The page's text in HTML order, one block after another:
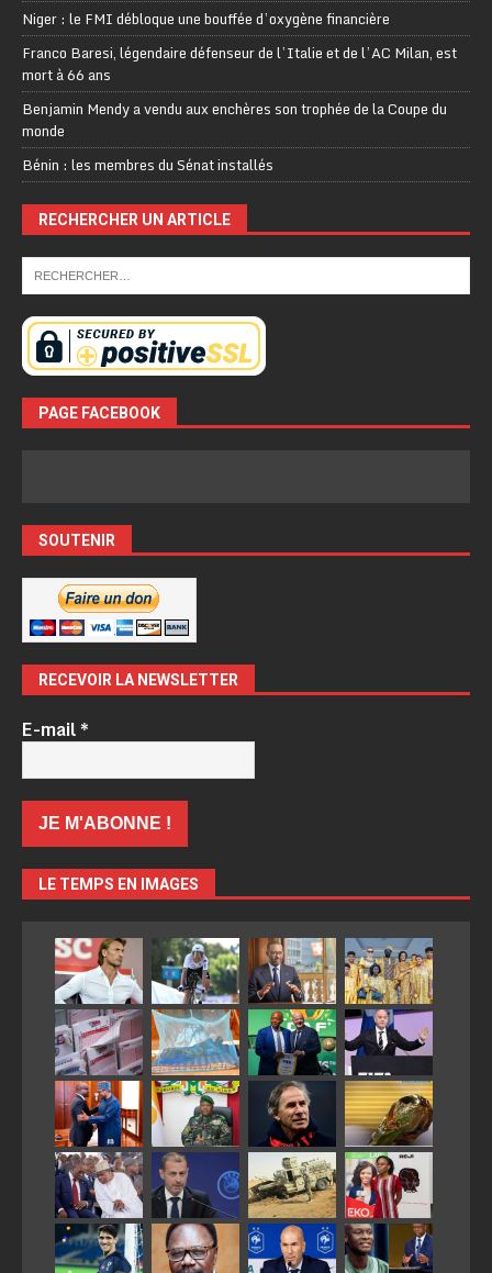
Niger : le FMI débloque une bouffée d’oxygène financière
Franco Baresi, légendaire défenseur de l’Italie et de l’AC Milan, est
mort à 66 ans
Benjamin Mendy a vendu aux enchères son trophée de la Coupe du
monde
Bénin : les membres du Sénat installés
RECHERCHER UN ARTICLE
PAGE FACEBOOK
SOUTENIR
RECEVOIR LA NEWSLETTER
E-mail*
LE TEMPS EN IMAGES